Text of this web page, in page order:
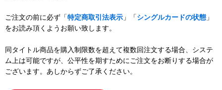
ご注文の前に必ず「特定商取引法表示 」「シングルカードの状態 」
をお読み頂くようお願い致します。
同タイトル商品を購入制限数を超えて複数回注文する場合、システ
ム上は可能ですが、公平性を期すためにご注文をお断りする場合が
ございます。あしからずご了承ください。